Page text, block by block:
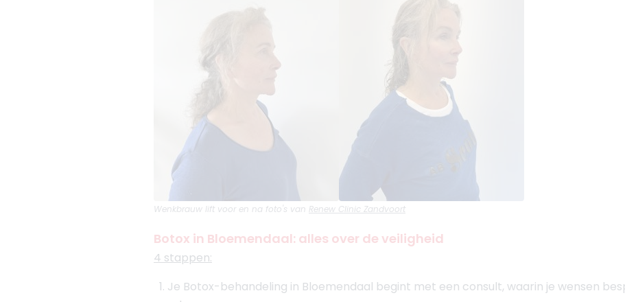
Wenkbrauw lift voor en na foto's van Renew Clinic Zandvoort
Botox in Bloemendaal: alles over de veiligheid
4 stappen:
Je Botox-behandeling in Bloemendaal begint met een consult, waarin je wensen